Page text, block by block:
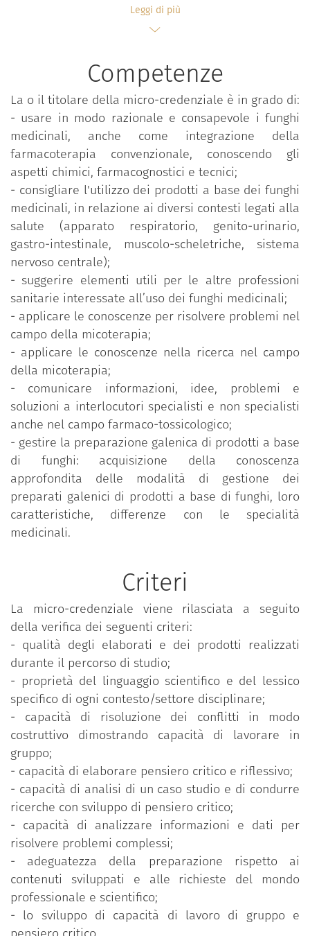
l'utilizzo dei funghi medicinali si è notevolmente
diffuso anche in occidente, con una fiorente offerta
dell’integrazione alimentare, tanto da rendere
quello della micoterapia un settore sempre più
interessante per il prossimo futuro. Attualmente è
riscontrata una mancanza di Corsi Post-Lauream
che possano integrare, specificatamente in
relazione al settore micoterapico. Il corso si pone
come obiettivo quello di fornire le conoscenze
necessarie e specifiche (con aspetti etnomicologici,
farmaco-tossicologici e legislativi) per professionisti
che vogliano essere sempre più preparati nella
medicina integrata.
Il corso fornisce gli strumenti necessari per poter
conoscere meglio gli aspetti chimici,
farmacognostici e tecnici per un uso razionale e
consapevole dei funghi medicinali. In particolare
sarà discusso l'utilizzo dei prodotti a base dei
funghi medicinali, in relazione ai diversi contesti
legati alla salute (apparato respiratorio, genito-
urinario, gastro-intestinale, muscolo-scheletriche,
sistema nervoso centrale) e in generale in tutte le
condizioni in cui è razionale l’uso della micoterapia
da sola o come integrazione della farmacoterapia
convenzionale. Il corso fornisce un
approfondimento professionale interdisciplinare,
che comprende elementi di tipo clinico e
prescrittivo per il medico, un aiuto per il consiglio al
banco e per la preparazione galenica per il
Le lezioni sono tenute in italiano.
Leggi di più
Competenze
La o il titolare della micro-credenziale è in grado di:
- usare in modo razionale e consapevole i funghi
medicinali, anche come integrazione della
farmacoterapia convenzionale, conoscendo gli
aspetti chimici, farmacognostici e tecnici;
- consigliare l'utilizzo dei prodotti a base dei funghi
medicinali, in relazione ai diversi contesti legati alla
salute (apparato respiratorio, genito-urinario,
gastro-intestinale, muscolo-scheletriche, sistema
nervoso centrale);
- suggerire elementi utili per le altre professioni
sanitarie interessate all’uso dei funghi medicinali;
- applicare le conoscenze per risolvere problemi nel
campo della micoterapia;
- applicare le conoscenze nella ricerca nel campo
della micoterapia;
- comunicare informazioni, idee, problemi e
soluzioni a interlocutori specialisti e non specialisti
anche nel campo farmaco-tossicologico;
- gestire la preparazione galenica di prodotti a base
di funghi: acquisizione della conoscenza
approfondita delle modalità di gestione dei
preparati galenici di prodotti a base di funghi, loro
caratteristiche, differenze con le specialità
medicinali.
Criteri
La micro-credenziale viene rilasciata a seguito
della verifica dei seguenti criteri:
- qualità degli elaborati e dei prodotti realizzati
durante il percorso di studio;
- proprietà del linguaggio scientifico e del lessico
specifico di ogni contesto/settore disciplinare;
- capacità di risoluzione dei conflitti in modo
costruttivo dimostrando capacità di lavorare in
gruppo;
- capacità di elaborare pensiero critico e riflessivo;
- capacità di analisi di un caso studio e di condurre
ricerche con sviluppo di pensiero critico;
- capacità di analizzare informazioni e dati per
risolvere problemi complessi;
- adeguatezza della preparazione rispetto ai
contenuti sviluppati e alle richieste del mondo
professionale e scientifico;
- lo sviluppo di capacità di lavoro di gruppo e